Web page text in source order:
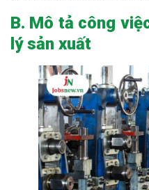
B. Mô tả công
lý sản xuất